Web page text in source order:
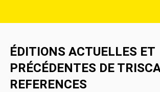
ÉDITIONS ACTUELLES ET
PRÉCÉDENTES DE
REFERENCES